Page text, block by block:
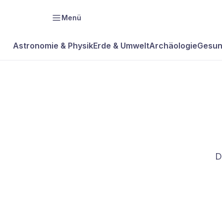
Menü
Astronomie & PhysikErde & UmweltArchäologie